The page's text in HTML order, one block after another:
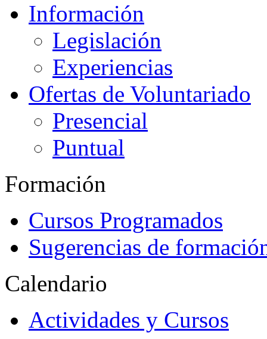
Información
Legislación
Experiencias
Ofertas de Voluntariado
Presencial
Puntual
Formación
Cursos Programados
Sugerencias de
Calendario
Actividades y Cursos